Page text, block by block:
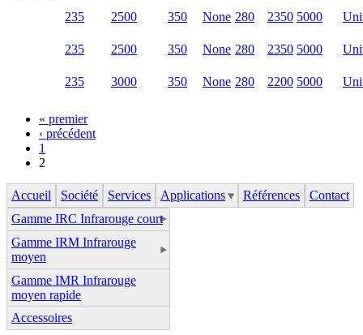
235 2500 350 None 280 2350 5000
235 2500 350 None 280 2350 5000
235 3000 350 None 280 2200 5000
« premier
‹ précédent
1
2
Accueil Société Services Applications Références
Contact
Gamme IRC Infrarouge court
Gamme IRM Infrarouge
moyen
Gamme IMR Infrarouge
moyen rapide
Accessoires